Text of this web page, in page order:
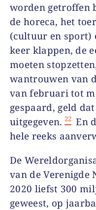
worden getroffen
de horeca, het
(cultuur en sport)
keer klappen, de
moeten
wantrouwen van
van februari tot
gespaard, geld
uitgegeven. 22 En
hele reeks
De
van de Verenigde
2020 liefst 300
geweest, op